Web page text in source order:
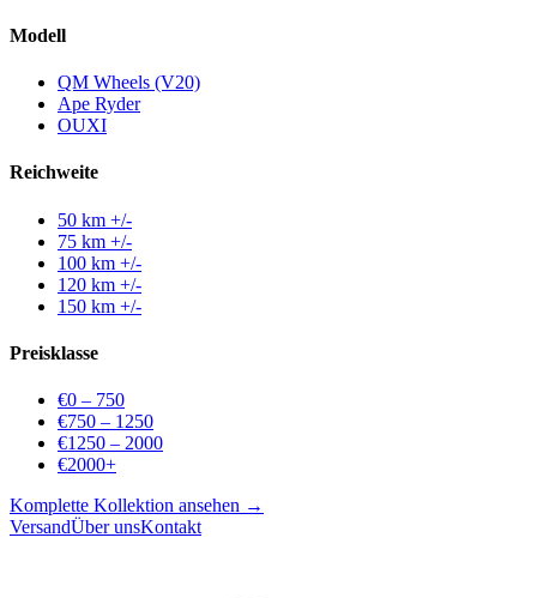
Modell
QM Wheels (V20)
Ape Ryder
OUXI
Reichweite
50 km +/-
75 km +/-
100 km +/-
120 km +/-
150 km +/-
Preisklasse
€0 – 750
€750 – 1250
€1250 – 2000
€2000+
Komplette Kollektion ansehen →
VersandÜber unsKontakt